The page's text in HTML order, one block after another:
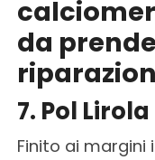
da
7. Pol
Finito ai margini